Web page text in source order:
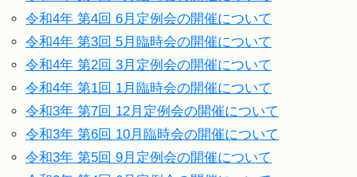
令和4年 第4回 6月定例会の開催について
令和4年 第3回 5月臨時会の開催について
令和4年 第2回 3月定例会の開催について
令和4年 第1回 1月臨時会の開催について
令和3年 第7回 12月定例会の開催について
令和3年 第6回 10月臨時会の開催について
令和3年 第5回 9月定例会の開催について